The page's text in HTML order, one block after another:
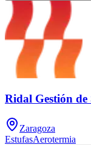
Ridal Gestión de
Zaragoza
EstufasAerotermia